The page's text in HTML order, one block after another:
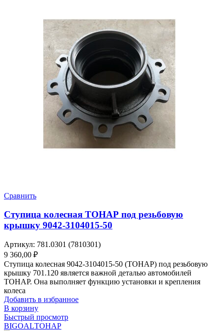
Сравнить
Ступица колесная ТОНАР под резьбовую
крышку 9042-3104015-50
Артикул: 781.0301 (7810301)
9 360,00 ₽
Ступица колесная 9042-3104015-50 (ТОНАР) под резьбовую
крышку 701.120 является важной деталью автомобилей
ТОНАР. Она выполняет функцию установки и крепления
колеса
Добавить в избранное
В корзину
Быстрый просмотр
BIGOALТОНАР